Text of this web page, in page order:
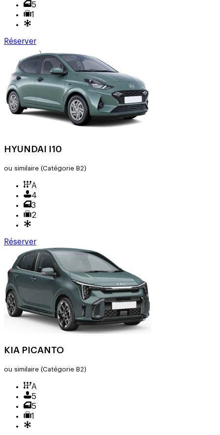
5
1
Réserver
HYUNDAI I10
ou similaire (Catégorie B2)
A
4
3
2
Réserver
KIA PICANTO
ou similaire (Catégorie B2)
A
5
5
1